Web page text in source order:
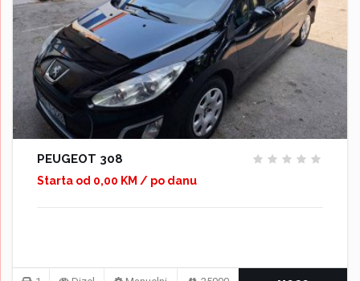
PEUGEOT 308
Starta od 0,00 KM / po danu